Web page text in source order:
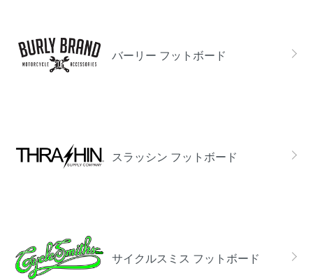
バーリー フットボード
スラッシン フットボード
サイクルスミス フットボード